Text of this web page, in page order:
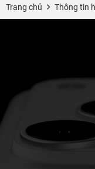
Trang chủ Thông tin